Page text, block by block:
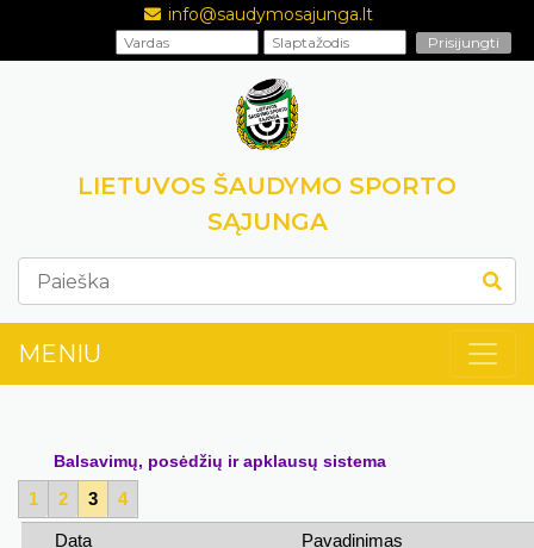
info@saudymosajunga.lt
LIETUVOS ŠAUDYMO SPORTO
SĄJUNGA
MENIU
Balsavimų, posėdžių ir apklausų sistema
1 2 3 4
Data Pavadinimas